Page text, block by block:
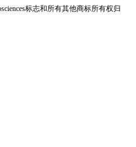
标志和所有其他商标所有权归